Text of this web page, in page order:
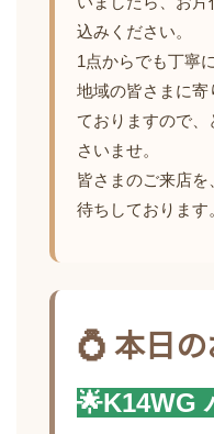
込みください。
1点からでも丁寧
地域の皆さまに寄
ておりますので
さいませ。
皆さまのご来店
待ちしております
💍 本日
🌟K14WG